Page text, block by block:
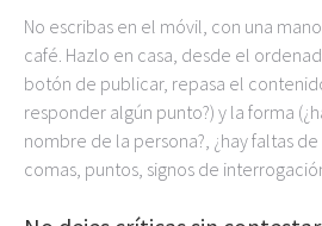
No escribas en el móvil, con una
café. Hazlo en casa, desde el
botón de publicar, repasa el
responder algún punto?) y la forma
nombre de la persona?, ¿hay faltas
comas, puntos, signos de